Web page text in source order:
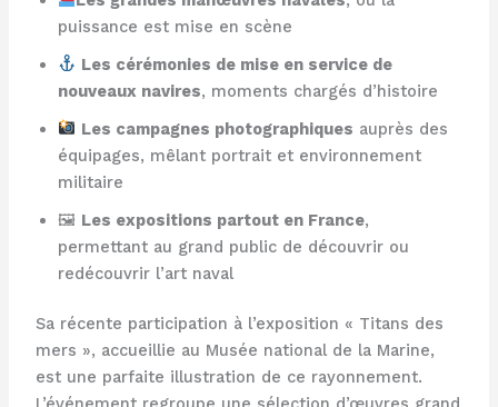
puissance est mise en scène
Les cérémonies de mise en service de
nouveaux navires, moments chargés d’histoire
Les campagnes photographiques auprès des
équipages, mêlant portrait et environnement
militaire
🖼 Les expositions partout en France,
permettant au grand public de découvrir ou
redécouvrir l’art naval
Sa récente participation à l’exposition « Titans des
mers », accueillie au Musée national de la Marine,
est une parfaite illustration de ce rayonnement.